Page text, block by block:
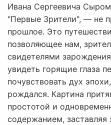
Ивана Сергеевича
"Первые Зрители", — не
прошлое. Это
позволяющее нам,
свидетелями
увидеть горящие глаза
почувствовать дух
рождался. Картина
простотой и
содержанием, заставляя